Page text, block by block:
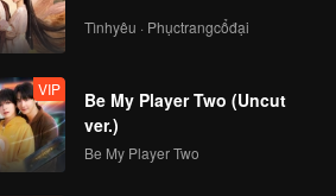
Tìnhyêu · Phụctrangcổđại
VIP
Be My Player Two (Uncut
ver.)
Be My Player Two